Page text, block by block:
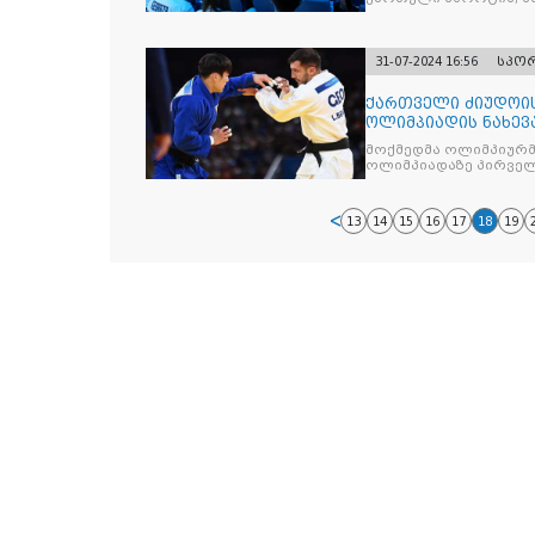
31-07-2024 16:56
ქართველი
ოლიმპიადის
მოქმედმა
ოლიმპიადაზე
13 14 15 16 17 18 19